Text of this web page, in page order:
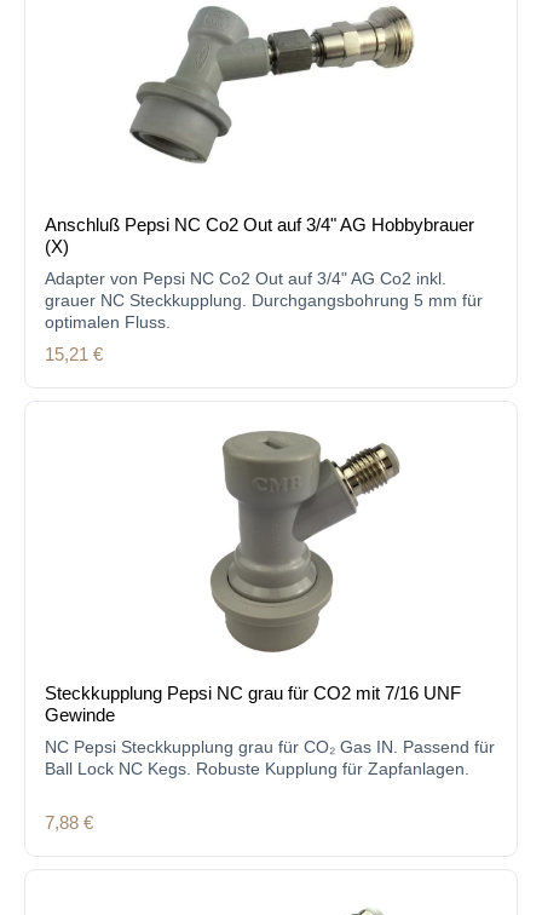
Anschluß Pepsi NC Co2 Out auf 3/4" AG Hobbybrauer
(X)
Adapter von Pepsi NC Co2 Out auf 3/4" AG Co2 inkl.
grauer NC Steckkupplung. Durchgangsbohrung 5 mm für
optimalen Fluss.
Regulärer Preis:
15,21 €
Steckkupplung Pepsi NC grau für CO2 mit 7/16 UNF
Gewinde
NC Pepsi Steckkupplung grau für CO₂ Gas IN. Passend für
Ball Lock NC Kegs. Robuste Kupplung für Zapfanlagen.
Regulärer Preis:
7,88 €